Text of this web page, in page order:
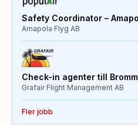
Safety Coordinator –
Amapola Flyg AB
Check-in agenter till
Grafair Flight Management AB
Fler jobb